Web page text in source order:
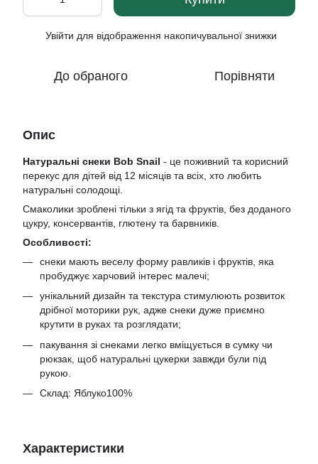
Увійти для відображення накопичувальної знижки
До обраного Порівняти
Опис
Натуральні снеки Bob Snail - це поживний та корисний
перекус для дітей від 12 місяців та всіх, хто любить
натуральні солодощі.
Смаколики зроблені тільки з ягід та фруктів, без доданого
цукру, консервантів, глютену та барвників.
Особливості:
снеки мають веселу форму равликів і фруктів, яка
пробуджує харчовий інтерес малечі;
унікальний дизайн та текстура стимулюють розвиток
дрібної моторики рук, адже снеки дуже приємно
крутити в руках та розглядати;
пакування зі снеками легко вміщується в сумку чи
рюкзак, щоб натуральні цукерки завжди були під
рукою.
Склад: Яблуко100%
Характеристики